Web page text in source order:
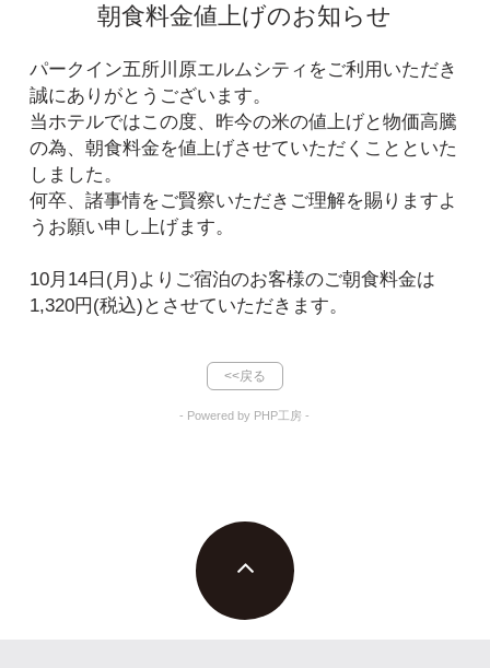
朝食料金値上げのお知らせ
パークイン五所川原エルムシティをご利用いただき
誠にありがとうございます。
当ホテルではこの度、昨今の米の値上げと物価高騰
の為、朝食料金を値上げさせていただくことといた
しました。
何卒、諸事情をご賢察いただきご理解を賜りますよ
うお願い申し上げます。
10月14日(月)よりご宿泊のお客様のご朝食料金は
1,320円(税込)とさせていただきます。
<<戻る
- Powered by PHP工房 -